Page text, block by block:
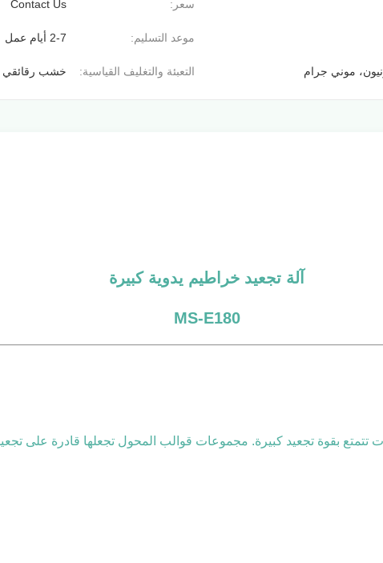
سعر: Contact Us
موعد التسليم: 2-7 أيام عمل
التعبئة والتغليف القياسية: خشب رقائقي
آلة تجعيد خراطيم يدوية كبيرة
MS-E180